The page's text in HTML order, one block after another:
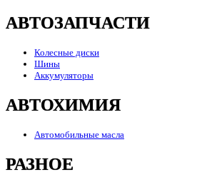
АВТОЗАПЧАСТИ
Колесные диски
Шины
Аккумуляторы
АВТОХИМИЯ
Автомобильные масла
РАЗНОЕ